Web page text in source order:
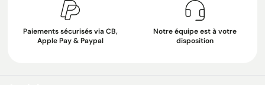
Paiements sécurisés via CB,
Apple Pay & Paypal
Notre équipe est à votre
disposition